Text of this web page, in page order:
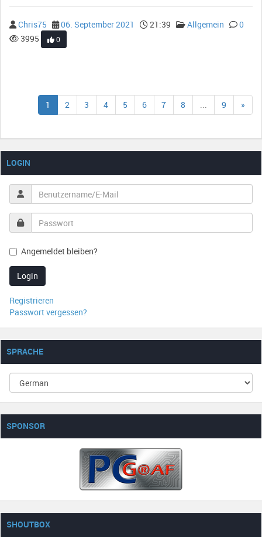
Chris75 06. September 2021 21:39 Allgemein
0
3995
0
1 2 3 4 5 6 7 8 ... 9 »
LOGIN
Angemeldet bleiben?
Login
Registrieren
Passwort vergessen?
SPRACHE
SPONSOR
SHOUTBOX